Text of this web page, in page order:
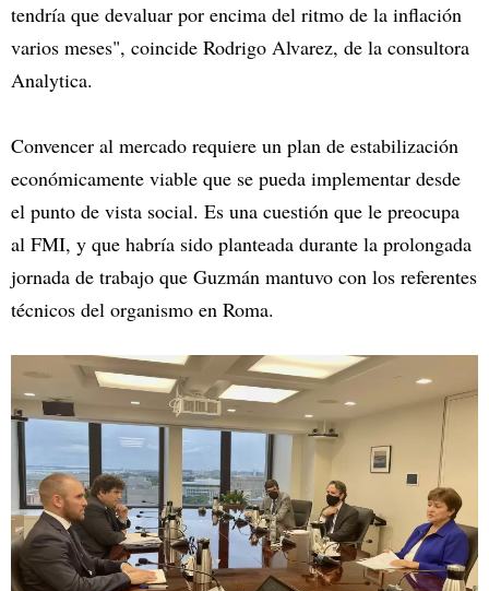
tendría que devaluar por encima del ritmo de la inflación
varios meses", coincide Rodrigo Alvarez, de la consultora
Analytica.
Convencer al mercado requiere un plan de estabilización
económicamente viable que se pueda implementar desde
el punto de vista social. Es una cuestión que le preocupa
al FMI, y que habría sido planteada durante la prolongada
jornada de trabajo que Guzmán mantuvo con los referentes
técnicos del organismo en Roma.